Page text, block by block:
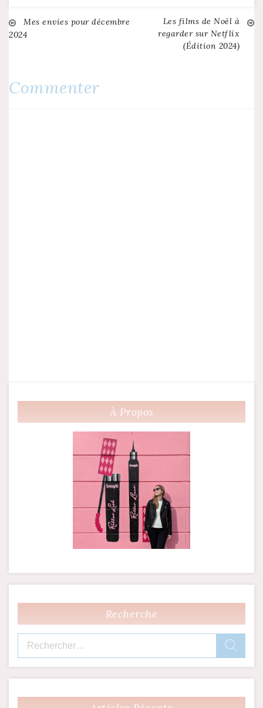
Tam Tam. La tenue la
plus simple et aussi
Navigation
l’article
Mes envies pour décembre
2024
Les films de Noël à
regarder sur Netflix
(Édition 2024)
Commenter
À Propos
Recherche
Rechercher :